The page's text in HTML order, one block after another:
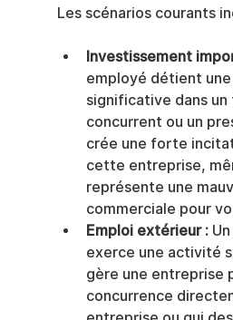
Les scénarios courants
Investissement
employé détient
significative dans un
concurrent ou un
crée une forte
cette entreprise,
représente une
commerciale pour
Emploi extérieur : Un
exerce une activité
gère une entreprise
concurrence